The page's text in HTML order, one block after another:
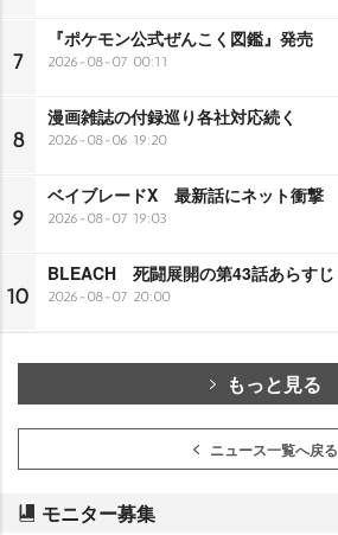
7
『ポケモン公式ぜんこく図鑑』発売
2026-08-07 00:11
8
漫画雑誌の付録巡り各社対応続く
2026-08-06 19:20
9
ベイブレードX 最新話にネット衝撃
2026-08-07 19:03
10
BLEACH 死闘展開の第43話あらすじ
2026-08-07 20:00
もっと見る
ニュース一覧へ戻る
モニター募集